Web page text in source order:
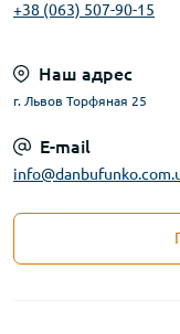
+38 (063) 507-90-15
Наш адрес
г. Львов Торфяная 25
E-mail